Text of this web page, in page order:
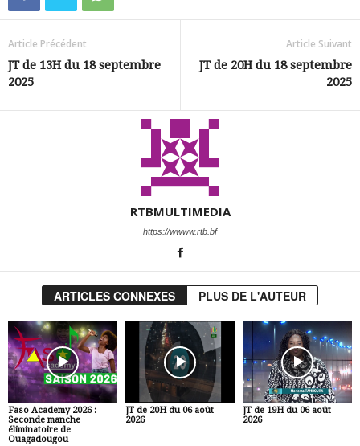
Article Précédent
JT de 13H du 18 septembre
2025
Article Suivant
JT de 20H du 18 septembre
2025
RTBMULTIMEDIA
https://wwww.rtb.bf
ARTICLES CONNEXES PLUS DE L'AUTEUR
Faso Academy 2026 :
Seconde manche
éliminatoire de
Ouagadougou
JT de 20H du 06 août
2026
JT de 19H du 06 août
2026